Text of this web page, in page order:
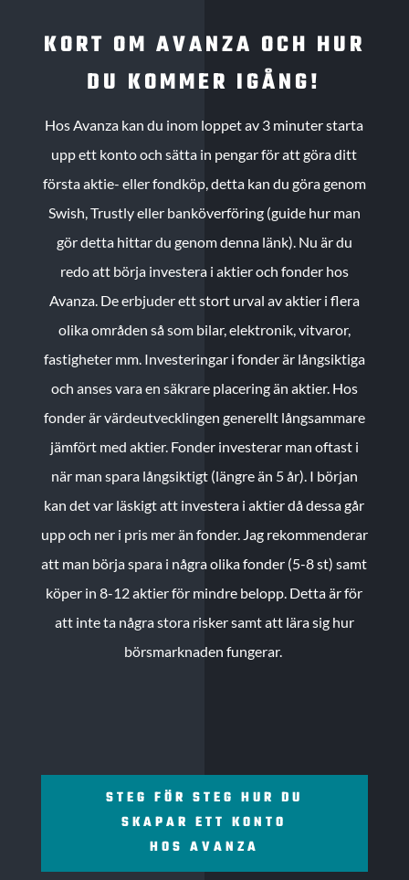
KORT OM AVANZA OCH HUR
DU KOMMER IGÅNG!
Hos Avanza kan du inom loppet av 3 minuter starta
upp ett konto och sätta in pengar för att göra ditt
första aktie- eller fondköp, detta kan du göra genom
Swish, Trustly eller banköverföring (guide hur man
gör detta hittar du genom denna länk). Nu är du
redo att börja investera i aktier och fonder hos
Avanza. De erbjuder ett stort urval av aktier i flera
olika områden så som bilar, elektronik, vitvaror,
fastigheter mm. Investeringar i fonder är långsiktiga
och anses vara en säkrare placering än aktier. Hos
fonder är värdeutvecklingen generellt långsammare
jämfört med aktier. Fonder investerar man oftast i
när man spara långsiktigt (längre än 5 år). I början
kan det var läskigt att investera i aktier då dessa går
upp och ner i pris mer än fonder. Jag rekommenderar
att man börja spara i några olika fonder (5-8 st) samt
köper in 8-12 aktier för mindre belopp. Detta är för
att inte ta några stora risker samt att lära sig hur
börsmarknaden fungerar.
STEG FÖR STEG HUR DU
SKAPAR ETT KONTO
HOS AVANZA